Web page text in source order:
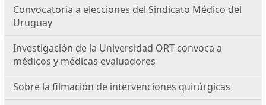
Convocatoria a elecciones del Sindicato Médico del
Uruguay
Investigación de la Universidad ORT convoca a
médicos y médicas evaluadores
Sobre la filmación de intervenciones quirúrgicas